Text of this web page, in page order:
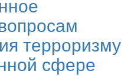
терроризму
сфере